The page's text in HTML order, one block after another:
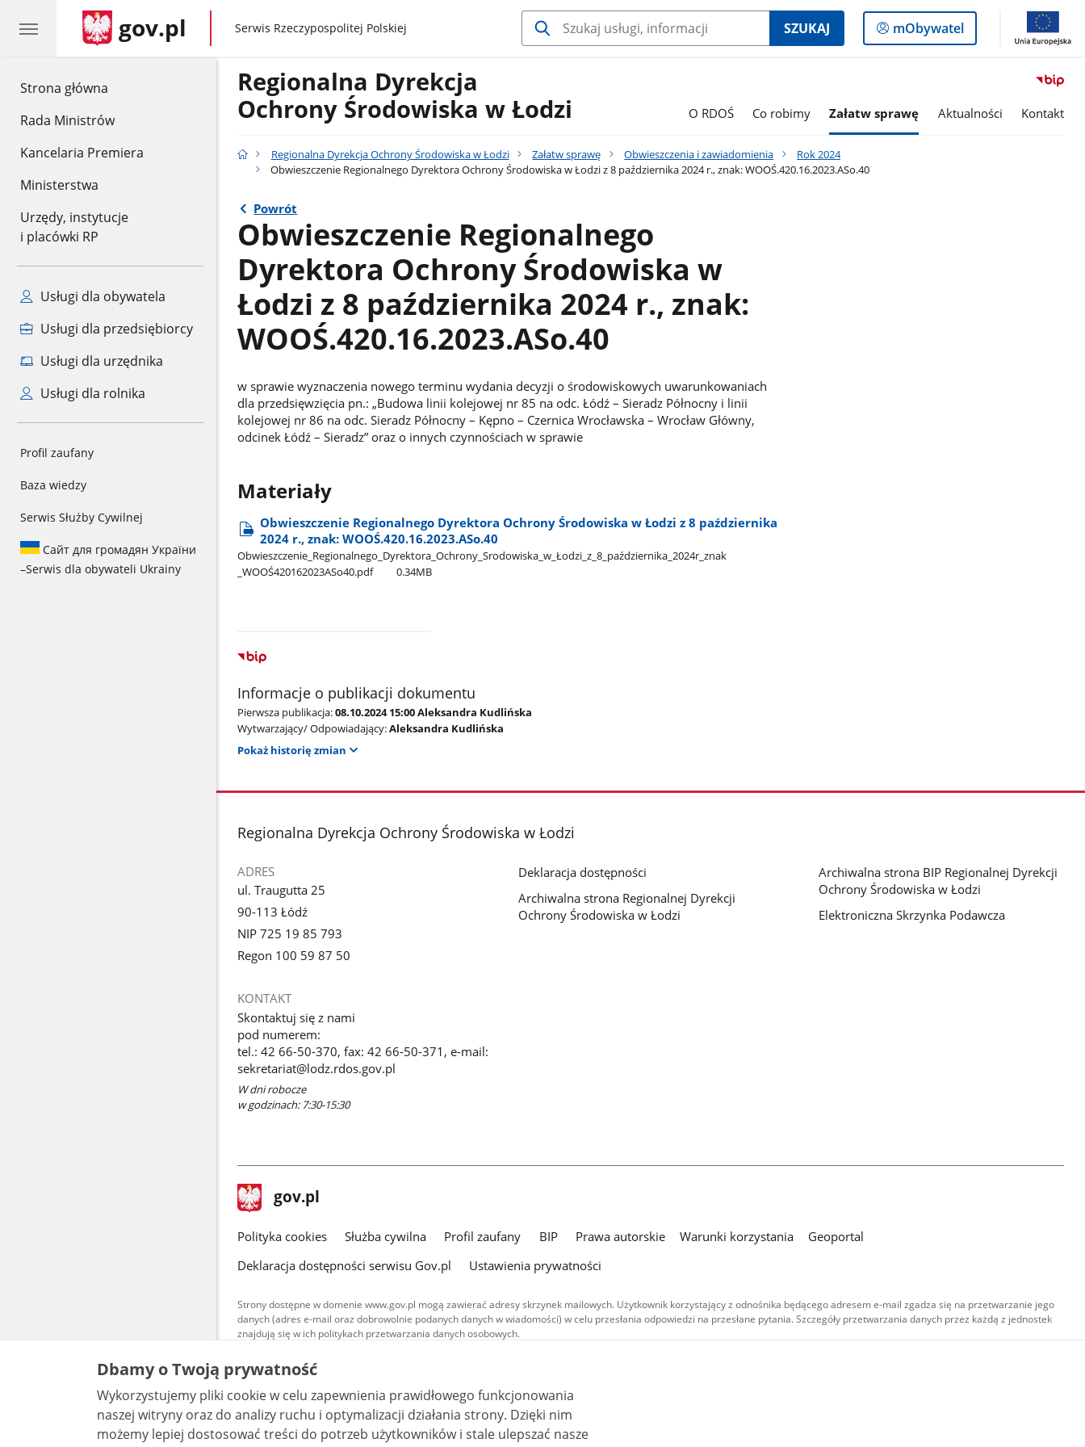
Strona główna
Rada Ministrów
Kancelaria Premiera
Ministerstwa
Urzędy, instytucje
i placówki RP
Usługi dla obywatela
Usługi dla przedsiębiorcy
Usługi dla urzędnika
Usługi dla rolnika
Profil zaufany
Baza wiedzy
Serwis Służby Cywilnej
Сайт для громадян України
–Serwis dla obywateli Ukrainy
gov.pl gov.pl
Serwis Rzeczypospolitej Polskiej SZUKAJ
Logowanie
do
mObywatel
Regionalna Dyrekcja
Ochrony Środowiska w Łodzi
O RDOŚ Co robimy Załatw sprawę Aktualności Kontakt
Regionalna Dyrekcja Ochrony Środowiska w Łodzi Załatw sprawę Obwieszczenia i zawiadomienia
Rok 2024
Obwieszczenie Regionalnego Dyrektora Ochrony Środowiska w Łodzi z 8 października 2024 r., znak: WOOŚ.420.16.2023.ASo.40
Powrót
Obwieszczenie Regionalnego
Dyrektora Ochrony Środowiska w
Łodzi z 8 października 2024 r., znak:
WOOŚ.420.16.2023.ASo.40
w sprawie wyznaczenia nowego terminu wydania decyzji o środowiskowych uwarunkowaniach
dla przedsięwzięcia pn.: „Budowa linii kolejowej nr 85 na odc. Łódź – Sieradz Północny i linii
kolejowej nr 86 na odc. Sieradz Północny – Kępno – Czernica Wrocławska – Wrocław Główny,
odcinek Łódź – Sieradz” oraz o innych czynnościach w sprawie
Materiały
Obwieszczenie Regionalnego Dyrektora Ochrony Środowiska w Łodzi z 8 października
2024 r., znak: WOOŚ.420.16.2023.ASo.40
Obwieszczenie​_Regionalnego​_Dyrektora​_Ochrony​_Srodowiska​_w​_Łodzi​_z​_8​_października​_2024r​_znak​
_WOOŚ420162023ASo40.pdf
0.34MB
Informacje o publikacji dokumentu
Pierwsza publikacja:08.10.2024 15:00 Aleksandra Kudlińska
Wytwarzający/ Odpowiadający:Aleksandra Kudlińska
Pokaż historię zmian
stopka
Regionalna Dyrekcja Ochrony Środowiska w Łodzi
ADRES
ul. Traugutta 25
90-113 Łódź
NIP 725 19 85 793
Regon 100 59 87 50
KONTAKT
Skontaktuj się z nami
pod numerem:
tel.: 42 66-50-370, fax: 42 66-50-371, e-mail:
sekretariat@lodz.rdos.gov.pl
W dni robocze
w godzinach: 7:30-15:30
Deklaracja dostępności
Archiwalna strona Regionalnej Dyrekcji
Ochrony Środowiska w Łodzi
Archiwalna strona BIP Regionalnej Dyrekcji
Ochrony Środowiska w Łodzi
Elektroniczna Skrzynka Podawcza
stopka
gov.pl Strona
gov.pl
gov.pl
Polityka cookies Służba cywilna Profil zaufany BIP Prawa autorskie Warunki korzystania
Geoportal
Deklaracja dostępności serwisu Gov.pl
Ustawienia prywatności
Strony dostępne w domenie www.gov.pl mogą zawierać adresy skrzynek mailowych. Użytkownik korzystający z odnośnika będącego adresem e-mail zgadza się na przetwarzanie jego
danych (adres e-mail oraz dobrowolnie podanych danych w wiadomości) w celu przesłania odpowiedzi na przesłane pytania. Szczegóły przetwarzania danych przez każdą z jednostek
znajdują się w ich politykach przetwarzania danych osobowych.
Treści tekstowe publikowane w serwisie (z wyłączeniem treści audiowizualnych), są
udostępniane na licencji typu Creative Commons: uznanie autorstwa - na tych samych
warunkach 4.0 (CC BY-SA 4.0). Materiały audiowizualne, w tym zdjęcia, materiały audio i wideo,
są udostępniane na licencji typu Creative Commons: uznanie autorstwa użycie niekomercyjne -
bez utworów zależnych 4.0 (CC BY-NC-ND 4.0), o ile nie jest to stwierdzone inaczej.
Dbamy o Twoją prywatność
Wykorzystujemy pliki cookie w celu zapewnienia prawidłowego funkcjonowania
naszej witryny oraz do analizy ruchu i optymalizacji działania strony. Dzięki nim
możemy lepiej dostosować treści do potrzeb użytkowników i stale ulepszać nasze